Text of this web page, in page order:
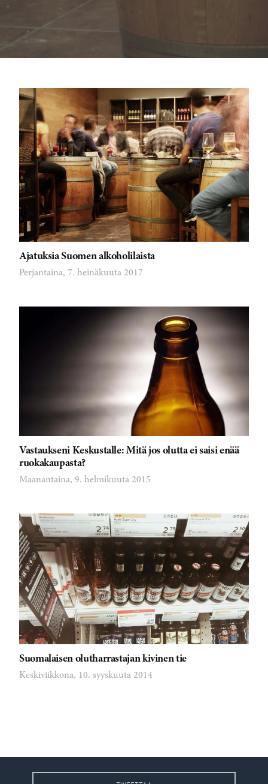
Ajatuksia Suomen alkoholilaista
Perjantaina, 7. heinäkuuta 2017
Vastaukseni Keskustalle: Mitä jos olutta ei saisi enää
ruokakaupasta?
Maanantaina, 9. helmikuuta 2015
Suomalaisen olutharrastajan kivinen tie
Keskiviikkona, 10. syyskuuta 2014